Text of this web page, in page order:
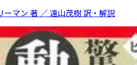
ーマン 著 ／ 遠山茂樹 訳・解説